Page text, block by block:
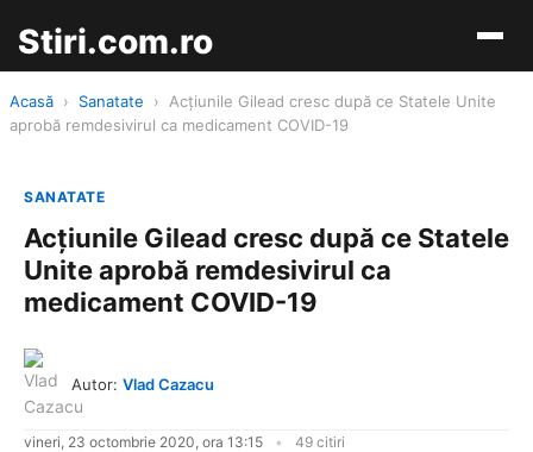
Stiri.com.ro
Acasă › Sanatate ›
Acțiunile Gilead cresc după ce Statele Unite
aprobă remdesivirul ca medicament COVID-19
SANATATE
Acțiunile Gilead cresc după ce Statele
Unite aprobă remdesivirul ca
medicament COVID-19
Autor: Vlad Cazacu
vineri, 23 octombrie 2020, ora 13:15 49 citiri